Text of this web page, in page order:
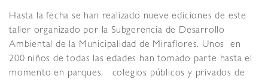
Hasta la fecha se han realizado nueve ediciones de este
taller organizado por la Subgerencia de Desarrollo
Ambiental de la Municipalidad de Miraflores. Unos en
200 niños de todas las edades han tomado parte hasta el
momento en parques, colegios públicos y privados de